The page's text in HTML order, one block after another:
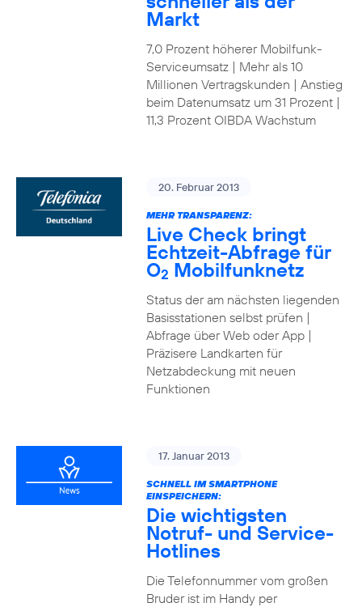
Markt
7,0 Prozent höherer Mobilfunk-
Serviceumsatz | Mehr als 10
Millionen Vertragskunden | Anstieg
beim Datenumsatz um 31 Prozent |
11,3 Prozent OIBDA Wachstum
20. Februar 2013
MEHR TRANSPARENZ:
Live Check bringt
Echtzeit-Abfrage für
O2 Mobilfunknetz
Status der am nächsten liegenden
Basisstationen selbst prüfen |
Abfrage über Web oder App |
Präzisere Landkarten für
Netzabdeckung mit neuen
Funktionen
17. Januar 2013
SCHNELL IM SMARTPHONE
EINSPEICHERN:
Die wichtigsten
Notruf- und Service-
Hotlines
Die Telefonnummer vom großen
Bruder ist im Handy per